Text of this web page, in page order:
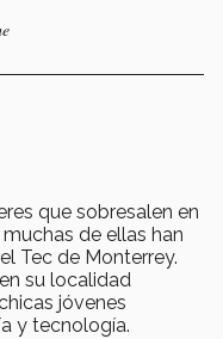
que sobresalen en
de ellas han
Tec de Monterrey.
su localidad
jóvenes
y tecnología.